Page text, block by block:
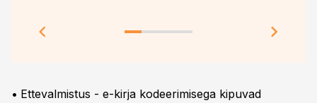
• Ettevalmistus - e-kirja kodeerimisega kipuvad